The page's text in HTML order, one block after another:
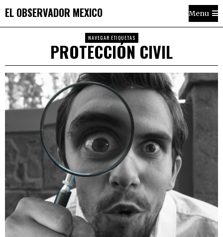
EL OBSERVADOR MEXICO Menu
NAVEGAR ETIQUETAS
PROTECCIÓN CIVIL